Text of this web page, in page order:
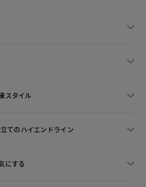
スタイル
てのハイエンドライン
にする